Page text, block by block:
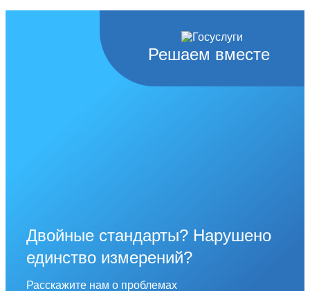
Решаем вместе
Двойные стандарты? Нарушено
единство измерений?
Расскажите нам о проблемах